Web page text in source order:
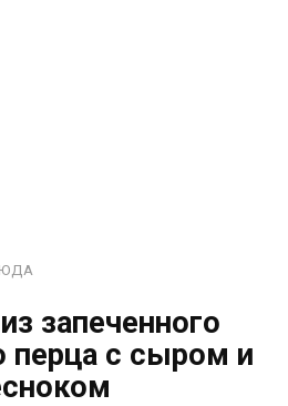
запеченного
перца с сыром и